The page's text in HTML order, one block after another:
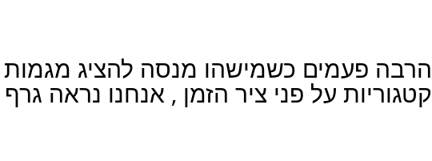
הרבה פעמים כשמישהו מנסה להציג
קטגוריות על פני ציר הזמן , אנחנו נראה